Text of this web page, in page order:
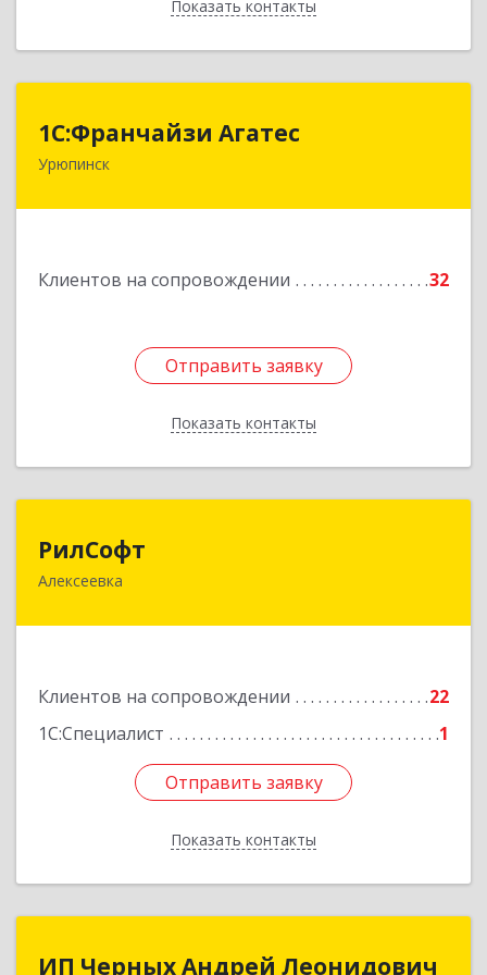
Показать контакты
Назад
1С:Франчайзи Агатес
Урюпинск
Клиентов на сопровождении 32
Отправить заявку
Показать контакты
403113, Волгоградская обл, Урюпинск г, Ленина
Отправить заявку
Назад
РилСофт
Алексеевка
Клиентов на сопровождении
22
1С:Специалист
1
Отправить заявку
Показать контакты
309850, Белгородская обл, Алексеевский р-н,
Отправить заявку
Назад
ИП Черных Андрей Леонидович
ИП Черных Андрей Леонидович